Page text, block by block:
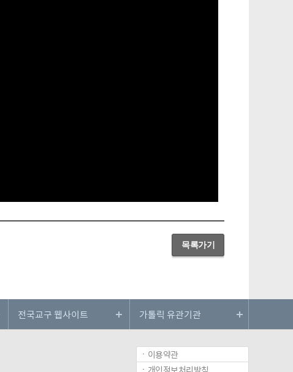
목록가기
이용약관